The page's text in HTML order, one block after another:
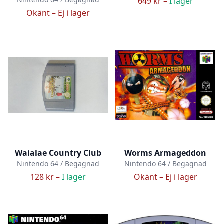
Okänt – Ej i lager
Waialae Country Club
Nintendo 64 / Begagnad
128 kr –I lager
Worms Armageddon
Nintendo 64 / Begagnad
Okänt – Ej i lager